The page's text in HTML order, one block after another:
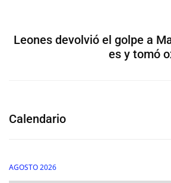
Leones devolvió el golpe a
es y tomó
Calendario
AGOSTO 2026